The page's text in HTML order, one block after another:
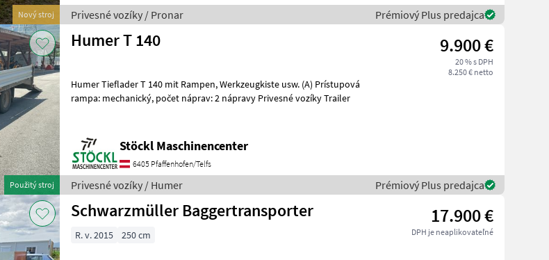
Nový stroj Privesné vozíky / Pronar Prémiový Plus predajca
Použitý stroj
Humer T 140 9.900 €
20 % s DPH
8.250 € netto
Humer Tieflader T 140 mit Rampen, Werkzeugkiste usw. (A) Prístupová
rampa: mechanický, počet náprav: 2 nápravy Privesné vozíky Trailer
Stöckl Maschinencenter
6405 Pfaffenhofen/Telfs
Privesné vozíky / Humer Prémiový Plus predajca
Schwarzmüller Baggertransporter 17.900 €
DPH je neaplikovateľné
R. v. 2015 250 cm